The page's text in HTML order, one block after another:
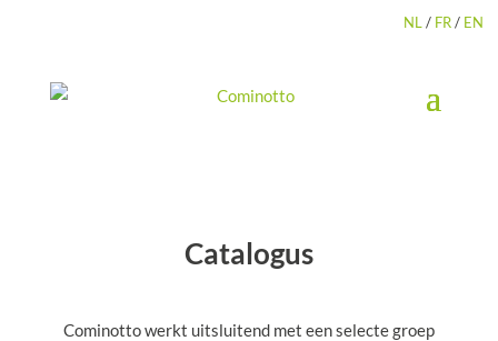
NL / FR/ EN
Catalogus
Cominotto werkt uitsluitend met een selecte groep